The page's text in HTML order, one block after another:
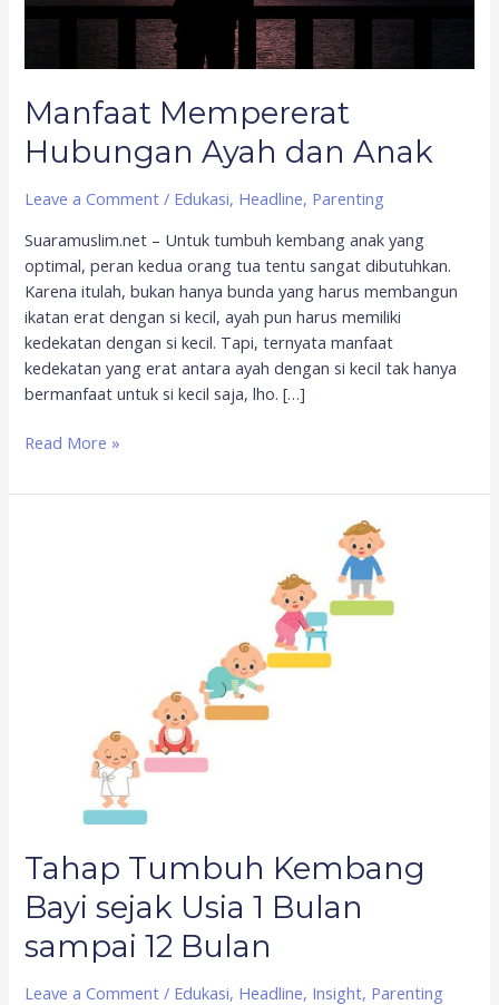
Manfaat Mempererat
Hubungan Ayah dan Anak
Leave a Comment / Edukasi, Headline, Parenting
Suaramuslim.net – Untuk tumbuh kembang anak yang
optimal, peran kedua orang tua tentu sangat dibutuhkan.
Karena itulah, bukan hanya bunda yang harus membangun
ikatan erat dengan si kecil, ayah pun harus memiliki
kedekatan dengan si kecil. Tapi, ternyata manfaat
kedekatan yang erat antara ayah dengan si kecil tak hanya
bermanfaat untuk si kecil saja, lho. […]
Read More »
Tahap Tumbuh Kembang
Bayi sejak Usia 1 Bulan
sampai 12 Bulan
Leave a Comment / Edukasi, Headline, Insight, Parenting